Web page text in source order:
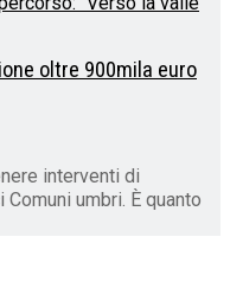
oltre 900mila euro
interventi di
umbri. È quanto